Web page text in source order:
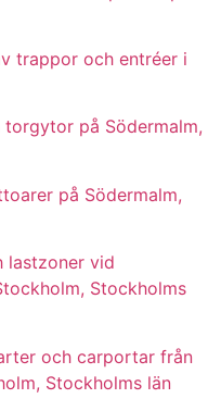
trappor och entréer i
på Södermalm,
på Södermalm,
lastzoner vid
Stockholms
och carportar från
Stockholms län